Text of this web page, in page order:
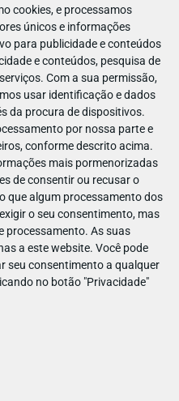
cookies, e processamos
únicos e informações
para publicidade e conteúdos
e conteúdos, pesquisa de
Com a sua permissão,
usar identificação e dados
da procura de dispositivos.
por nossa parte e
conforme descrito acima.
mais pormenorizadas
de consentir ou recusar o
que algum processamento dos
o seu consentimento, mas
processamento. As suas
a este website. Você pode
seu consentimento a qualquer
no botão "Privacidade"
17